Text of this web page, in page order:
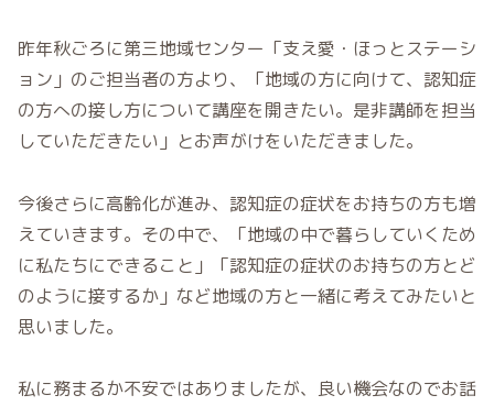
昨年秋ごろに第三地域センター「支え愛・ほっとステーシ
ョン」のご担当者の方より、「地域の方に向けて、認知症
の方への接し方について講座を開きたい。是非講師を担当
していただきたい」とお声がけをいただきました。
今後さらに高齢化が進み、認知症の症状をお持ちの方も増
えていきます。その中で、「地域の中で暮らしていくため
に私たちにできること」「認知症の症状のお持ちの方とど
のように接するか」など地域の方と一緒に考えてみたいと
思いました。
私に務まるか不安ではありましたが、良い機会なのでお話